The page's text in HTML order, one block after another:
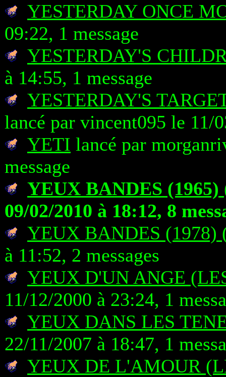
YESTERDAY ONCE
09:22, 1 message
YESTERDAY'S
à 14:55, 1 message
YESTERDAY'S
lancé par vincent095 le 11/
YETI lancé par
message
YEUX BANDES (1965)
09/02/2010 à 18:12, 8
YEUX BANDES (1978)
à 11:52, 2 messages
YEUX D'UN ANGE
11/12/2000 à 23:24, 1
YEUX DANS LES
22/11/2007 à 18:47, 1
YEUX DE L'AMOUR